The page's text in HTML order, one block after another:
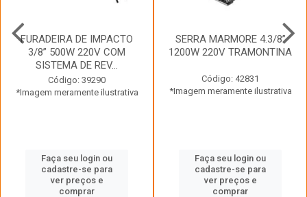
FURADEIRA DE IMPACTO
3/8” 500W 220V COM
SISTEMA DE REV...
Código: 39290
*Imagem meramente ilustrativa
Faça seu login ou
cadastre-se para
ver preços e
comprar
SERRA MARMORE 4.3/8”
1200W 220V TRAMONTINA
Código: 42831
*Imagem meramente ilustrativa
Faça seu login ou
cadastre-se para
ver preços e
comprar